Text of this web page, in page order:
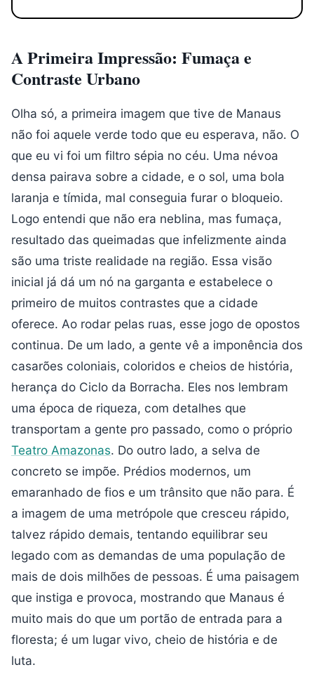
A Primeira Impressão: Fumaça e
Contraste Urbano
Olha só, a primeira imagem que tive de Manaus
não foi aquele verde todo que eu esperava, não. O
que eu vi foi um filtro sépia no céu. Uma névoa
densa pairava sobre a cidade, e o sol, uma bola
laranja e tímida, mal conseguia furar o bloqueio.
Logo entendi que não era neblina, mas fumaça,
resultado das queimadas que infelizmente ainda
são uma triste realidade na região. Essa visão
inicial já dá um nó na garganta e estabelece o
primeiro de muitos contrastes que a cidade
oferece. Ao rodar pelas ruas, esse jogo de opostos
continua. De um lado, a gente vê a imponência dos
casarões coloniais, coloridos e cheios de história,
herança do Ciclo da Borracha. Eles nos lembram
uma época de riqueza, com detalhes que
transportam a gente pro passado, como o próprio
Teatro Amazonas. Do outro lado, a selva de
concreto se impõe. Prédios modernos, um
emaranhado de fios e um trânsito que não para. É
a imagem de uma metrópole que cresceu rápido,
talvez rápido demais, tentando equilibrar seu
legado com as demandas de uma população de
mais de dois milhões de pessoas. É uma paisagem
que instiga e provoca, mostrando que Manaus é
muito mais do que um portão de entrada para a
floresta; é um lugar vivo, cheio de história e de
luta.